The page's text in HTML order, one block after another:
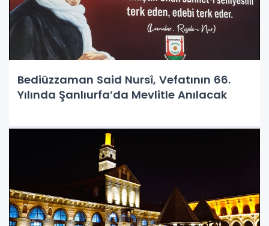
Bediüzzaman Said Nursî, Vefatının 66.
Yılında Şanlıurfa’da Mevlitle Anılacak